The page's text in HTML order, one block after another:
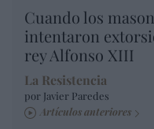
Cuando los
intentaron
rey Alfonso XIII
La Resistencia
por Javier Paredes
Artículos anteriores